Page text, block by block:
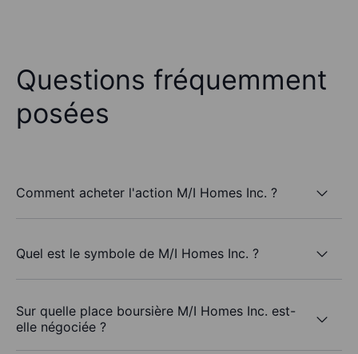
Questions fréquemment
posées
Comment acheter l'action M/I Homes Inc. ?
Quel est le symbole de M/I Homes Inc. ?
Sur quelle place boursière M/I Homes Inc. est-
elle négociée ?